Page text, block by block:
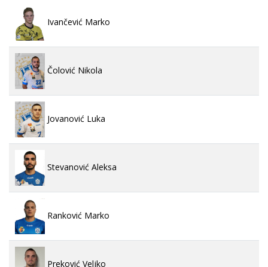
Ivančević Marko
Čolović Nikola
Jovanović Luka
Stevanović Aleksa
Ranković Marko
Preković Veljko